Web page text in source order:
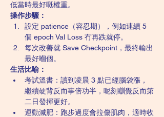
低當時最好嘅權重。
操作步驟：
設定 patience（容忍期），例如連續 5
個 epoch Val Loss 冇再跌就停。
每次改善就 Save Checkpoint，最終輸出
最好嗰個。
生活比喻：
考試溫書：讀到凌晨 3 點已經腦袋漲，
繼續硬背反而事倍功半，呢刻瞓覺反而第
二日發揮更好。
運動減肥：跑步過度會拉傷肌肉，適時收